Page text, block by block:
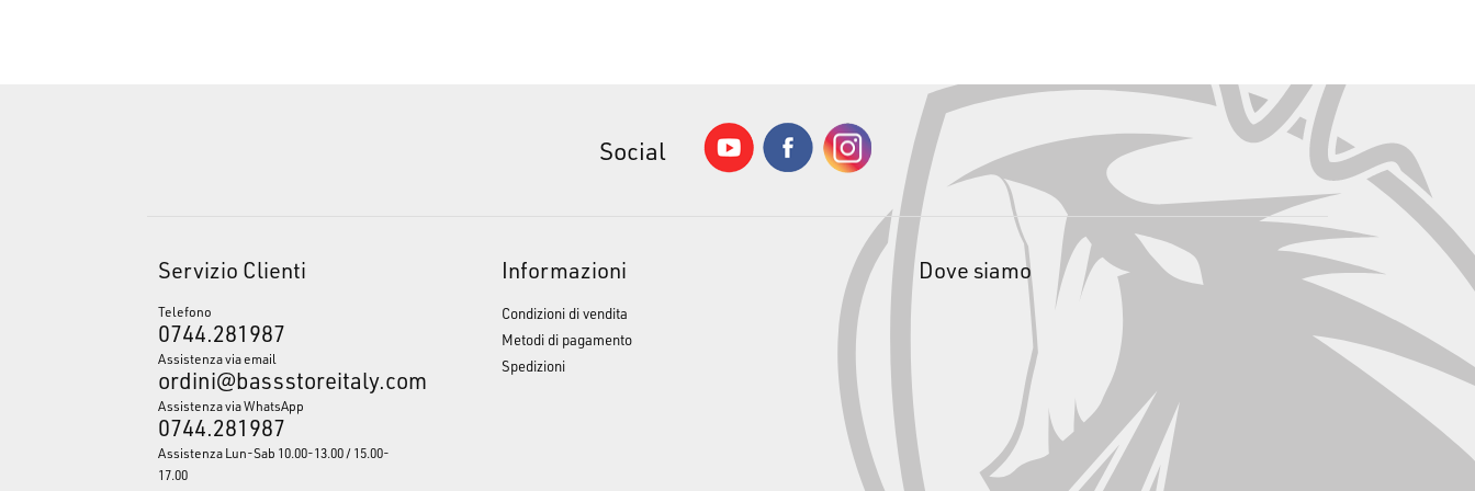
Social
Servizio Clienti
Telefono
0744.281987
Assistenza via email
ordini@bassstoreitaly.com
Assistenza via WhatsApp
0744.281987
Assistenza Lun-Sab 10.00-13.00 / 15.00-
17.00
Informazioni
Condizioni di vendita
Metodi di pagamento
Spedizioni
Dove siamo